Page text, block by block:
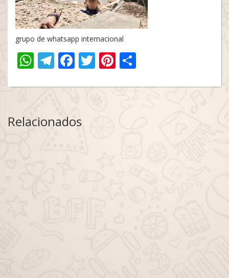
grupo de whatsapp internacional
WhatsApp
Telegram
Facebook
TwitterPinterest
Relacionados